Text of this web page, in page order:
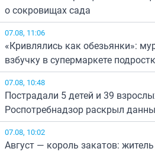
о сокровищах сада
07.08, 11:06
«Кривлялись как обезьянки»:
взбучку в супермаркете
07.08, 10:48
Пострадали 5 детей и 39
Роспотребнадзор раскрыл
07.08, 10:02
Август — король закатов: